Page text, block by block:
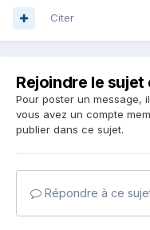
Citer
Rejoindre le
Pour poster un message,
vous avez un compte
publier dans ce sujet.
Répondre à ce